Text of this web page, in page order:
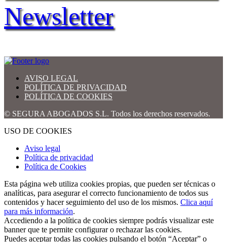
Newsletter
AVISO LEGAL
POLÍTICA DE PRIVACIDAD
POLÍTICA DE COOKIES
© SEGURA ABOGADOS S.L. Todos los derechos reservados.
USO DE COOKIES
Aviso legal
Política de privacidad
Política de Cookies
Esta página web utiliza cookies propias, que pueden ser técnicas o
analíticas, para asegurar el correcto funcionamiento de todos sus
contenidos y hacer seguimiento del uso de los mismos. Clica aquí
para más información.
Accediendo a la política de cookies siempre podrás visualizar este
banner que te permite configurar o rechazar las cookies.
Puedes aceptar todas las cookies pulsando el botón “Aceptar” o